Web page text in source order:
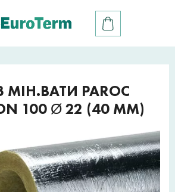
PAROC
100 Ø 22 (40 ММ)